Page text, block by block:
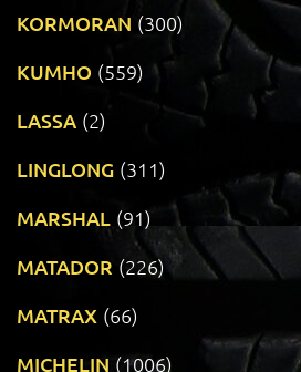
KORMORAN (300)
KUMHO (559)
LASSA (2)
LINGLONG (311)
MARSHAL (91)
MATADOR (226)
MATRAX (66)
MICHELIN (1006)